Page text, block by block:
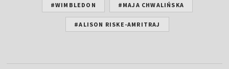
#WIMBLEDON #MAJA CHWALIŃSKA
#ALISON RISKE-AMRITRAJ